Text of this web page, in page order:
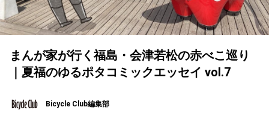
まんが家が行く福島・会津若松の赤べこ巡り
｜夏福のゆるポタコミックエッセイ vol.7
Bicycle Club編集部